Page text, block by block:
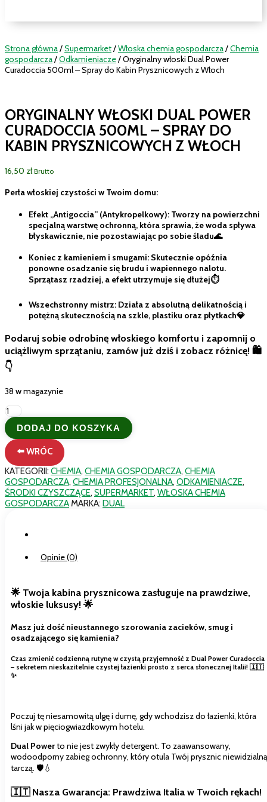
Strona główna/Supermarket/Włoska chemia gospodarcza/Chemia
gospodarcza/Odkamieniacze/ Oryginalny włoski Dual Power
Curadoccia 500ml – Spray do Kabin Prysznicowych z Włoch
ORYGINALNY WŁOSKI DUAL POWER
CURADOCCIA 500ML – SPRAY DO
KABIN PRYSZNICOWYCH Z WŁOCH
16,50 zł Brutto
Perła włoskiej czystości w Twoim domu:
Efekt „Antigoccia” (Antykropelkowy): Tworzy na powierzchni
specjalną warstwę ochronną, która sprawia, że woda spływa
błyskawicznie, nie pozostawiając po sobie śladu🌊
Koniec z kamieniem i smugami: Skutecznie opóźnia
ponowne osadzanie się brudu i wapiennego nalotu.
Sprzątasz rzadziej, a efekt utrzymuje się dłużej⏱️
Wszechstronny mistrz: Działa z absolutną delikatnością i
potężną skutecznością na szkle, plastiku oraz płytkach💎
Podaruj sobie odrobinę włoskiego komfortu i zapomnij o
uciążliwym sprzątaniu, zamów już dziś i zobacz różnicę! 🛍️
👇
38 w magazynie
ilość
Oryginalny
włoski
Dual
Power
Curadoccia
500ml
–
Spray
do
DODAJ DO KOSZYKA
⬅️ WRÓC
KATEGORII: CHEMIA, CHEMIA GOSPODARCZA, CHEMIA
GOSPODARCZA, CHEMIA PROFESJONALNA, ODKAMIENIACZE,
ŚRODKI CZYSZCZĄCE, SUPERMARKET, WŁOSKA CHEMIA
GOSPODARCZAMARKA:DUAL
Opinie (0)
🌟 Twoja kabina prysznicowa zasługuje na prawdziwe,
włoskie luksusy! 🌟
Masz już dość nieustannego szorowania zacieków, smug i
osadzającego się kamienia?
Czas zmienić codzienną rutynę w czystą przyjemność z Dual Power Curadoccia
– sekretem nieskazitelnie czystej łazienki prosto z serca słonecznej Italii! 🇮🇹
✨
Poczuj tę niesamowitą ulgę i dumę, gdy wchodzisz do łazienki, która
lśni jak w pięciogwiazdkowym hotelu.
Dual Powerto nie jest zwykły detergent. To zaawansowany,
wodoodporny zabieg ochronny, który otula Twój prysznic niewidzialną
tarczą. 🛡️💧
🇮🇹 Nasza Gwarancja: Prawdziwa Italia w Twoich rękach!